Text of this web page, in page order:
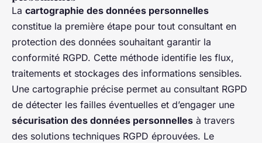
La cartographie des données personnelles
constitue la première étape pour tout consultant en
protection des données souhaitant garantir la
conformité RGPD. Cette méthode identifie les flux,
traitements et stockages des informations sensibles.
Une cartographie précise permet au consultant RGPD
de détecter les failles éventuelles et d’engager une
sécurisation des données personnelles à travers
des solutions techniques RGPD éprouvées. Le